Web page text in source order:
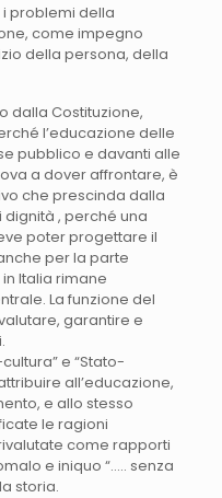
problemi della
come impegno
della persona, della
dalla Costituzione,
l’educazione delle
pubblico e davanti alle
a dover affrontare, è
che prescinda dalla
, perché una
poter progettare il
per la parte
Italia rimane
La funzione del
garantire e
e “Stato-
all’educazione,
e allo stesso
le ragioni
come rapporti
e iniquo “….. senza
storia.